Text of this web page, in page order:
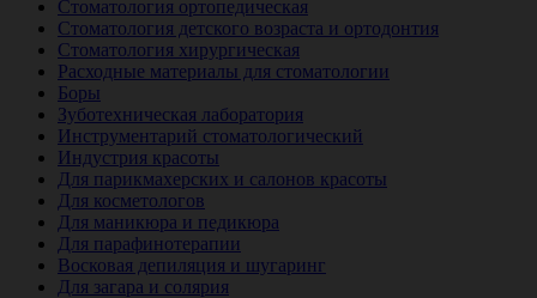
Стоматология ортопедическая
Стоматология детского возраста и ортодонтия
Стоматология хирургическая
Расходные материалы для стоматологии
Боры
Зуботехническая лаборатория
Инструментарий стоматологический
Индустрия красоты
Для парикмахерских и салонов красоты
Для косметологов
Для маникюра и педикюра
Для парафинотерапии
Восковая депиляция и шугаринг
Для загара и солярия